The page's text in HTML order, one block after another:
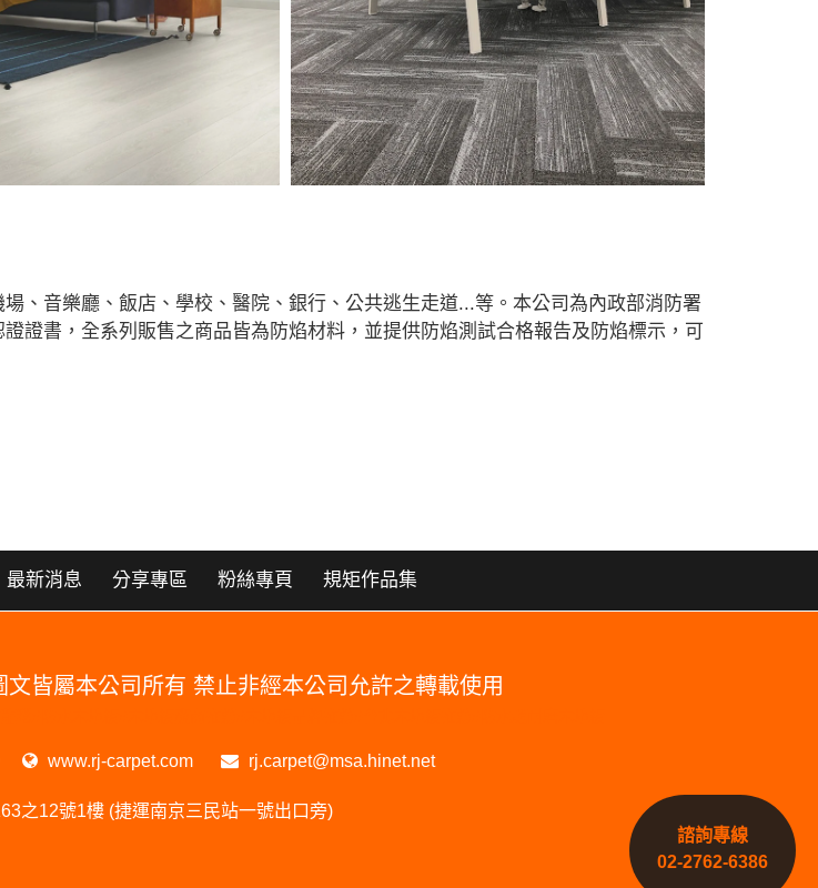
、音樂廳、飯店、學校、醫院、銀行、公共逃生走道...等。本公司為內政部消防署
證書，全系列販售之商品皆為防焰材料，並提供防焰測試合格報告及防焰標示，可
最新消息 分享專區 粉絲專頁 規矩作品集
皆屬本公司所有 禁止非經本公司允許之轉載使用
www.rj-carpet.com rj.carpet@msa.hinet.net
之12號1樓 (捷運南京三民站一號出口旁)
諮詢專線
02-2762-6386